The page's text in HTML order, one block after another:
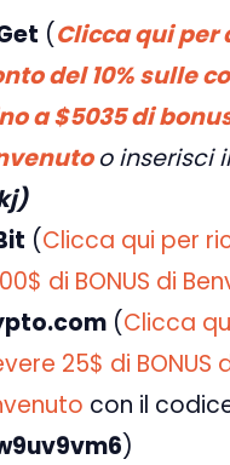
(Clicca qui per
del 10% sulle
a $5035 di
o inserisci
(Clicca qui per
di BONUS di
(Clicca
25$ di BONUS
con il
)